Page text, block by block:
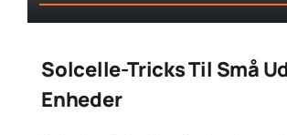
Solcelle-Tricks Til Små
Enheder